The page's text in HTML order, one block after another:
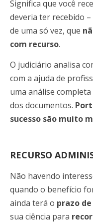
Significa que você
deveria ter recebido
de uma só vez, que
com recurso.
O judiciário analisa
com a ajuda de
uma análise
dos documentos.
sucesso são muito
RECURSO
Não havendo
quando o benefício
ainda terá o prazo
sua ciência para